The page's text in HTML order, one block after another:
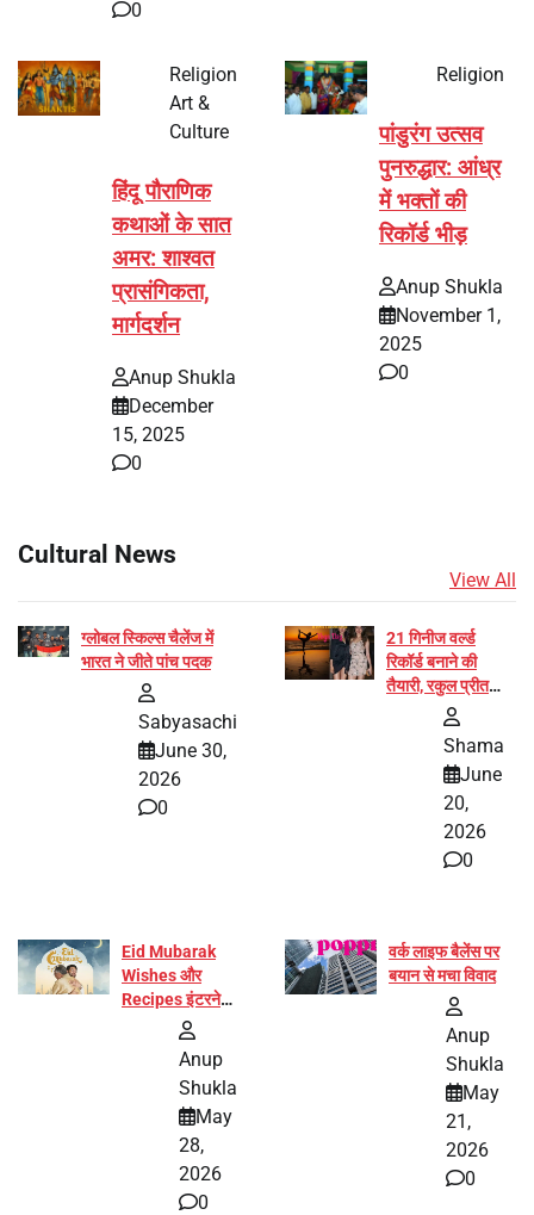
0
Religion
Art &
Culture
हिंदू पौराणिक
कथाओं के सात
अमर: शाश्वत
प्रासंगिकता,
मार्गदर्शन
Anup Shukla
December
15, 2025
0
Religion
पांडुरंग उत्सव
पुनरुद्धार: आंध्र
में भक्तों की
रिकॉर्ड भीड़
Anup Shukla
November 1,
2025
0
Cultural News
View All
ग्लोबल स्किल्स चैलेंज में
भारत ने जीते पांच पदक
Sabyasachi
June 30,
2026
0
21 गिनीज वर्ल्ड
रिकॉर्ड बनाने की
तैयारी, रकुल प्रीत
और प्रज्ञा जायसवाल
Shama
June
20,
2026
0
Eid Mubarak
Wishes और
Recipes इंटरनेट
पर हुईं वायरल
Anup
Shukla
May
28,
2026
0
वर्क लाइफ बैलेंस पर
बयान से मचा विवाद
Anup
Shukla
May
21,
2026
0